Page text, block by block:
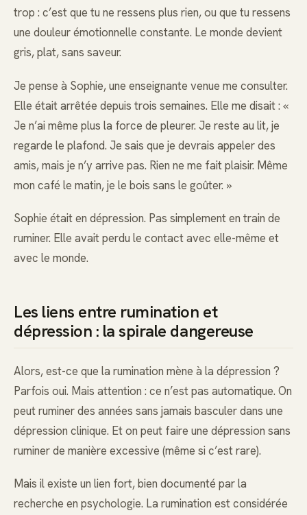
trop : c’est que tu ne ressens plus rien, ou que tu ressens
une douleur émotionnelle constante. Le monde devient
gris, plat, sans saveur.
Je pense à Sophie, une enseignante venue me consulter.
Elle était arrêtée depuis trois semaines. Elle me disait : «
Je n’ai même plus la force de pleurer. Je reste au lit, je
regarde le plafond. Je sais que je devrais appeler des
amis, mais je n’y arrive pas. Rien ne me fait plaisir. Même
mon café le matin, je le bois sans le goûter. »
Sophie était en dépression. Pas simplement en train de
ruminer. Elle avait perdu le contact avec elle-même et
avec le monde.
Les liens entre rumination et
dépression : la spirale dangereuse
Alors, est-ce que la rumination mène à la dépression ?
Parfois oui. Mais attention : ce n’est pas automatique. On
peut ruminer des années sans jamais basculer dans une
dépression clinique. Et on peut faire une dépression sans
ruminer de manière excessive (même si c’est rare).
Mais il existe un lien fort, bien documenté par la
recherche en psychologie. La rumination est considérée